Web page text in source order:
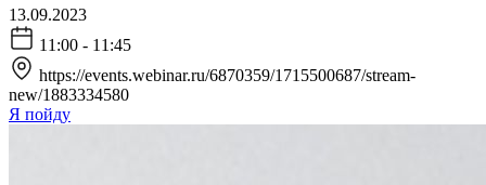
13.09.2023
11:00 - 11:45
https://events.webinar.ru/6870359/1715500687/stream-
new/1883334580
Я пойду